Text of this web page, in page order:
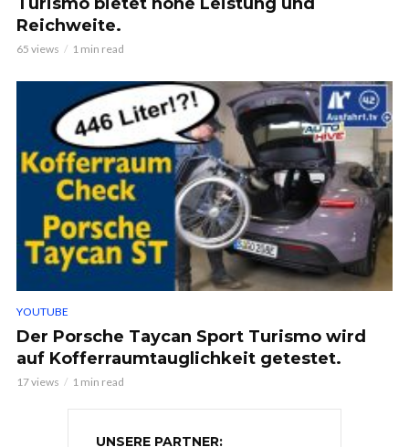
Reichweite.
65 views 1 min read
YOUTUBE
Der Porsche Taycan Sport Turismo wird
auf Kofferraumtauglichkeit getestet.
17 views 1 min read
UNSERE PARTNER: